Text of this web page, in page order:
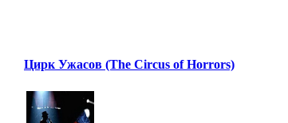
Цирк Ужасов (The Circus of Horrors)